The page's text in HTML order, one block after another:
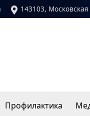
143103,
Профилактика